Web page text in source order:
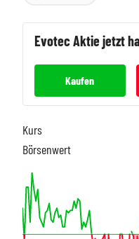
EvotecAktie jetzt
Kaufen
Kurs
Börsenwert